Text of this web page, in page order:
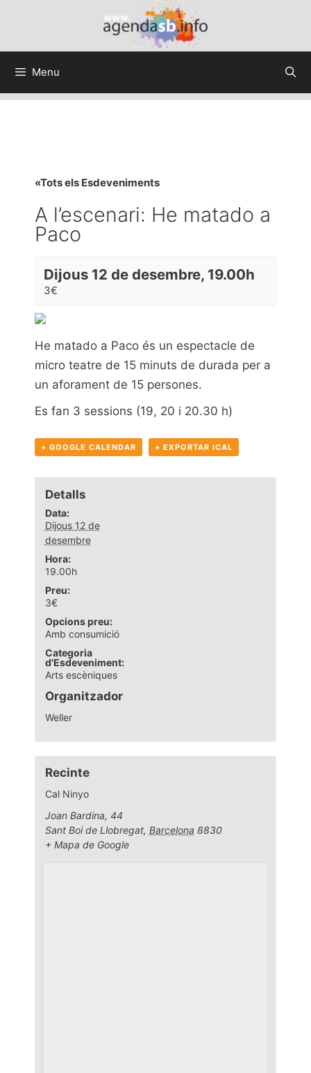
Menu
«Tots els Esdeveniments
A l’escenari: He matado a
Paco
Dijous 12 de desembre, 19.00h
3€
He matado a Paco és un espectacle de
micro teatre de 15 minuts de durada per a
un aforament de 15 persones.
Es fan 3 sessions (19, 20 i 20.30 h)
+ GOOGLE CALENDAR + EXPORTAR ICAL
Detalls
Data:
Dijous 12 de
desembre
Hora:
19.00h
Preu:
3€
Opcions preu:
Amb consumició
Categoria
d'Esdeveniment:
Arts escèniques
Organitzador
Weller
Recinte
Cal Ninyo
Joan Bardina, 44
Sant Boi de Llobregat, Barcelona 8830
+ Mapa de Google